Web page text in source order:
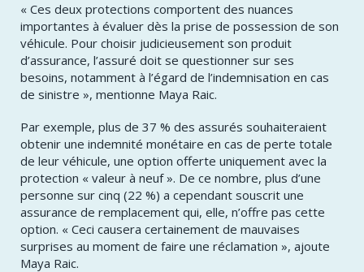
« Ces deux protections comportent des nuances
importantes à évaluer dès la prise de possession de son
véhicule. Pour choisir judicieusement son produit
d’assurance, l’assuré doit se questionner sur ses
besoins, notamment à l’égard de l’indemnisation en cas
de sinistre », mentionne Maya Raic.
Par exemple, plus de 37 % des assurés souhaiteraient
obtenir une indemnité monétaire en cas de perte totale
de leur véhicule, une option offerte uniquement avec la
protection « valeur à neuf ». De ce nombre, plus d’une
personne sur cinq (22 %) a cependant souscrit une
assurance de remplacement qui, elle, n’offre pas cette
option. « Ceci causera certainement de mauvaises
surprises au moment de faire une réclamation », ajoute
Maya Raic.